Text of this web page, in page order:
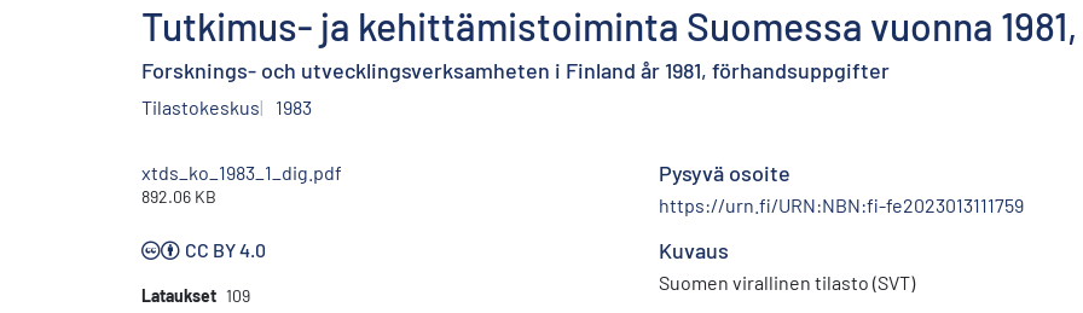
Tutkimus- ja kehittämistoiminta Suomessa vuonna
Forsknings- och utvecklingsverksamheten i Finland år 1981, förhandsuppgifter
Tilastokeskus 1983
xtds_ko_1983_1_dig.pdf
892.06 KB
CC BY 4.0
Lataukset 109
Pysyvä osoite
https://urn.fi/URN:NBN:fi-fe2023013111759
Kuvaus
Suomen virallinen tilasto (SVT)